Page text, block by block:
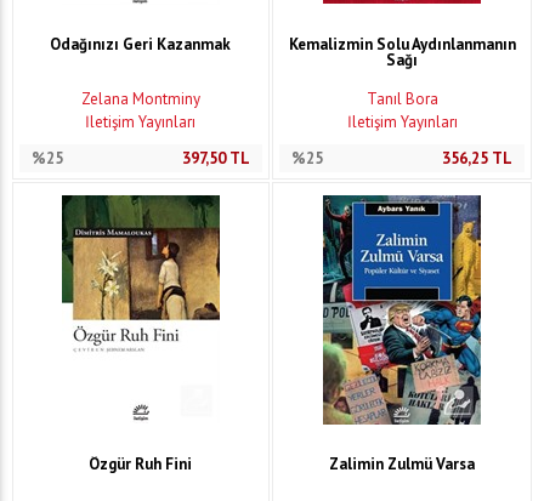
Odağınızı Geri Kazanmak
Zelana Montminy
İletişim Yayınları
%25
397,50TL
Kemalizmin Solu Aydınlanmanın
Sağı
Tanıl Bora
İletişim Yayınları
%25
356,25 TL
Özgür Ruh Fini Zalimin Zulmü Varsa